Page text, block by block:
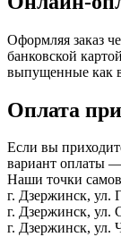
Оформляя заказ
банковской
выпущенные как
Оплата
Если вы
вариант оплаты
Наши точки
г. Дзержинск, ул.
г. Дзержинск, ул.
г. Дзержинск, ул.